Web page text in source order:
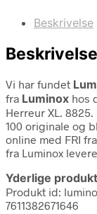
Beskrivelse
Beskrivelse
Vi har fundet
fra Luminox hos
Herreur XL.
100 originale og
online med FRI
fra Luminox
Yderlige
Produkt id:
7611382671646